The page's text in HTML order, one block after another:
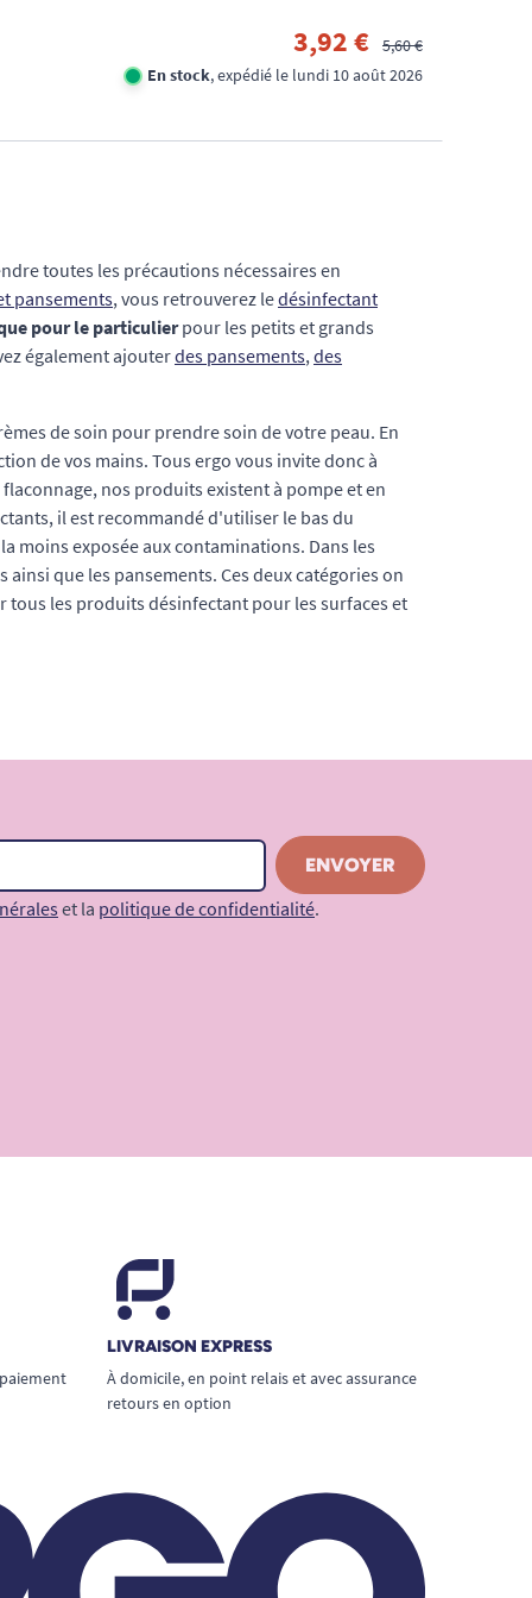
3,92 €
5,60 €
En stock, expédié le lundi 10 août 2026
toutes les précautions nécessaires en
pansements, vous retrouverez ledésinfectant
pour le particulierpour les petits et grands
également ajouterdes pansements,des
de soin pour prendre soin de votre peau. En
de vos mains. Tous ergo vous invite donc à
nos produits existent à pompe et en
il est recommandé d'utiliser le bas du
moins exposée aux contaminations. Dans les
que les pansements. Ces deux catégories on
les produits désinfectant pour les surfaces et
et la politique de confidentialité.
LIVRAISON EXPRESS
À domicile, en point relais et avec assurance
retours en option